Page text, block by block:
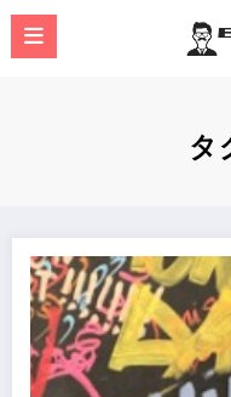
コ
テ
タ
学校教育：eラーニング用語集